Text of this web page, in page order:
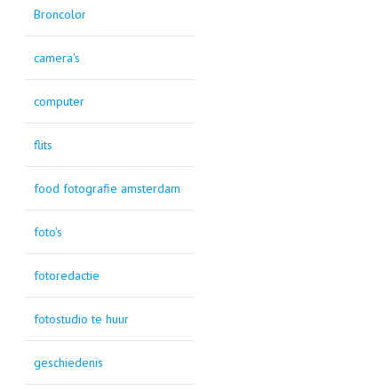
Broncolor
camera's
computer
flits
food fotografie amsterdam
foto's
fotoredactie
fotostudio te huur
geschiedenis